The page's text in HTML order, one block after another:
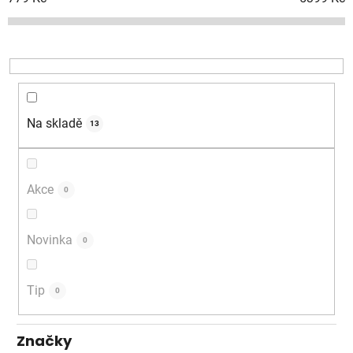
p
o
d
Na skladě 13
Akce 0
Novinka 0
Tip 0
Značky